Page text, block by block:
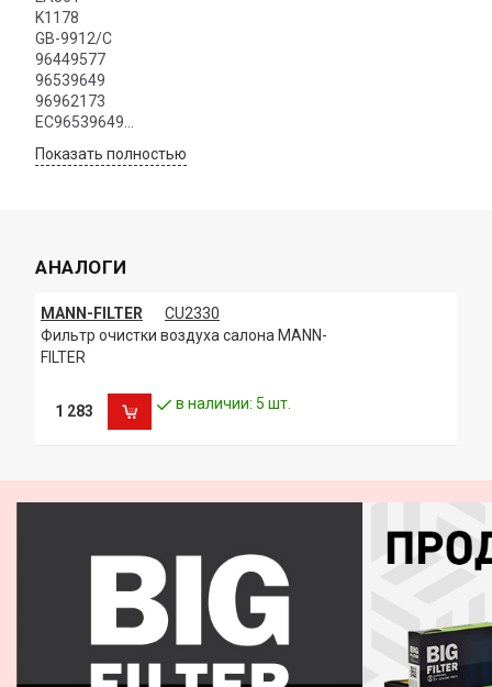
K1178
GB-9912/C
96449577
96539649
96962173
EC96539649
96539649
Показать полностью
АНАЛОГИ
MANN-FILTER
CU2330
Фильтр очистки воздуха салона MANN-
FILTER
1 283 в наличии: 5 шт.